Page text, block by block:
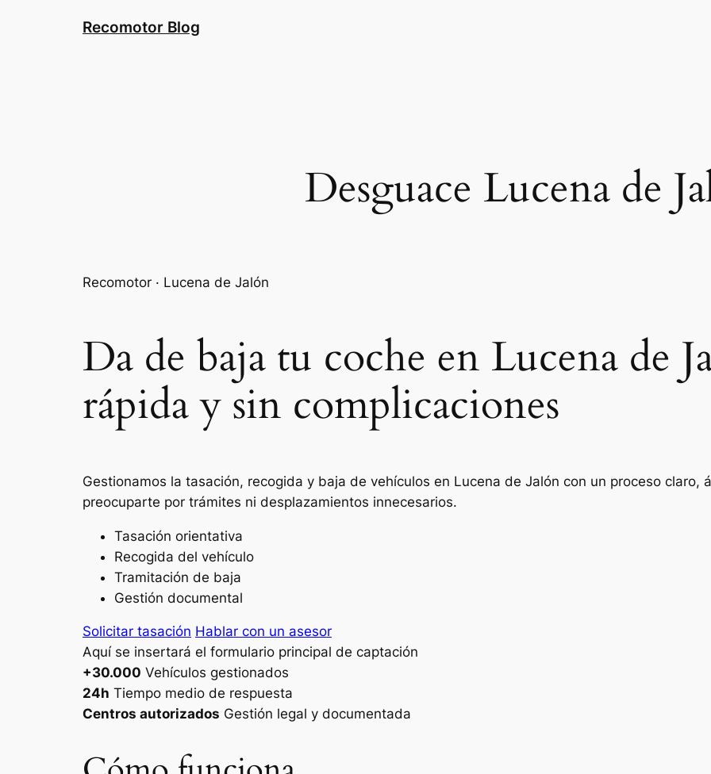
Recomotor Blog
Desguace Lucena de
Recomotor · Lucena de Jalón
Da de baja tu coche en Lucena de
rápida y sin complicaciones
Gestionamos la tasación, recogida y baja de vehículos en Lucena de Jalón con un proceso claro,
preocuparte por trámites ni desplazamientos innecesarios.
Tasación orientativa
Recogida del vehículo
Tramitación de baja
Gestión documental
Solicitar tasación Hablar con un asesor
Aquí se insertará el formulario principal de captación
+30.000 Vehículos gestionados
24h Tiempo medio de respuesta
Centros autorizados Gestión legal y documentada